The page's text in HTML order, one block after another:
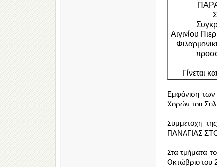
Αιγινίου
Γίνεται
Εμφάνιση
Χορών του
Συμμετοχή
ΠΑΝΑΓΙΑΣ
Στα τμήματα
Οκτώβριο του